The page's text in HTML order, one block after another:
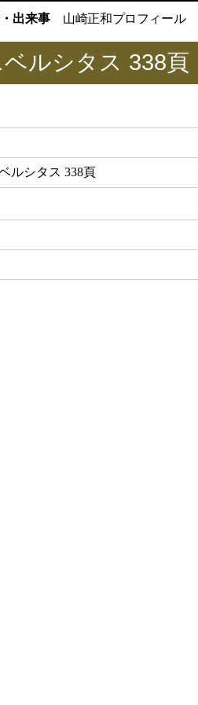
出来事 山崎正和プロフィール
ルシタス 338頁
ルシタス 338頁